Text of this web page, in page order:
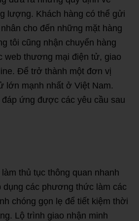
lượng. Khách hàng có thể gửi
cho đến những mặt hàng
tôi cũng nhận chuyển hàng
web thương mại điện tử, giao
Để trở thành một đơn vị
lớn mạnh nhất ở Việt Nam.
ứng được các yêu cầu sau
thủ tục thông quan nhanh
dụng các phương thức làm các
chóng gọn lẹ để tiết kiệm thời
Lộ trình giao nhận minh